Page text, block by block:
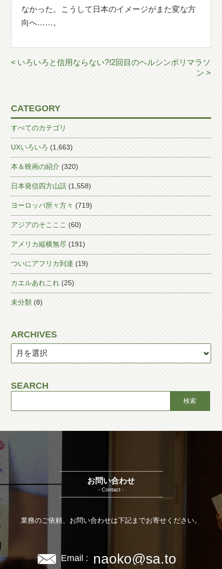
なかった。こうして日本のイメージがまた変な方
向へ……。
< いろいろと信用ならない?!2回目のヘルシンボリマラソ
ン >
CATEGORY
すべてのカテゴリ
UXいろいろ (1,663)
本＆映画の紹介 (320)
日本発信四方山話 (1,558)
ヨーロッパ所々方々 (719)
アジアのそこここ (60)
アメリカ縦横無尽 (191)
ついにアフリカ到達 (19)
カエルあれこれ (25)
未分類 (8)
ARCHIVES
SEARCH
お問い合わせ
- Contact -
業務のご依頼、お問い合わせは下記までお寄せください。
Email : naoko@sa.to